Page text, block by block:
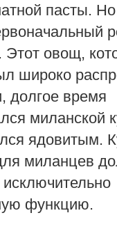
пасты.
Этот овощ,
широко
долгое время
миланской
ядовитым.
миланцев
функцию.